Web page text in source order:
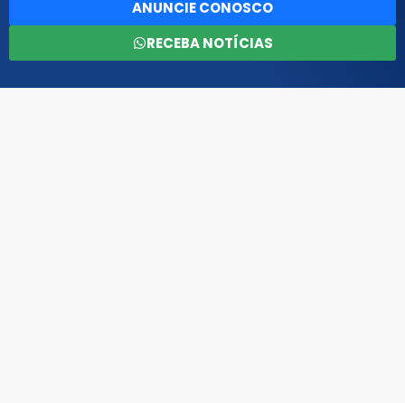
ANUNCIE CONOSCO
RECEBA NOTÍCIAS